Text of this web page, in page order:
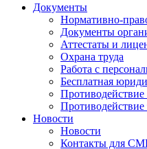
Документы
Нормативно-
Документы
Аттестаты и
Охрана труда
Работа с
Бесплатная
Противодействие
Новости
Новости
Контакты для